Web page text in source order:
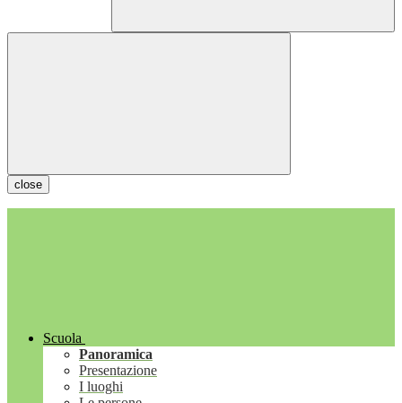
close
Scuola
Panoramica
Presentazione
I luoghi